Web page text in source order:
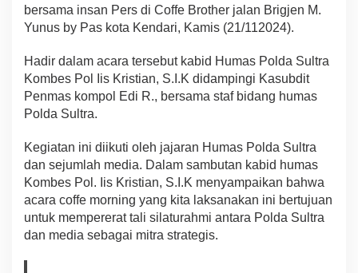
o
n
B
a
m
a
s
a
bersama insan Pers di Coffe Brother jalan Brigjen M.
Yunus by Pas kota Kendari, Kamis (21/112024).
Hadir dalam acara tersebut kabid Humas Polda Sultra
Kombes Pol Iis Kristian, S.I.K didampingi Kasubdit
Penmas kompol Edi R., bersama staf bidang humas
Polda Sultra.
Kegiatan ini diikuti oleh jajaran Humas Polda Sultra
dan sejumlah media. Dalam sambutan kabid humas
Kombes Pol. Iis Kristian, S.I.K menyampaikan bahwa
acara coffe morning yang kita laksanakan ini bertujuan
untuk mempererat tali silaturahmi antara Polda Sultra
dan media sebagai mitra strategis.